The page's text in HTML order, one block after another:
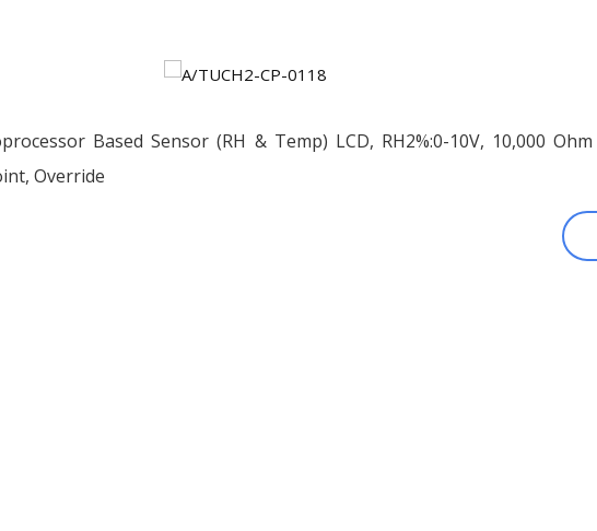
Based Sensor (RH & Temp) LCD, RH2%:0-10V, 10,000
Override